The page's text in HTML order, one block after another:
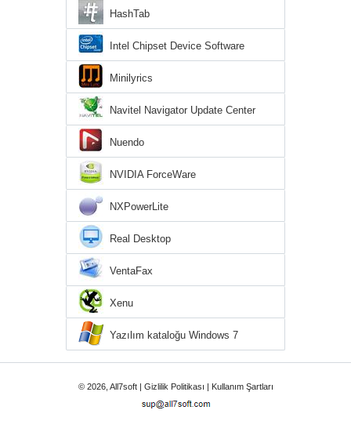
HashTab
Intel Chipset Device Software
Minilyrics
Navitel Navigator Update Center
Nuendo
NVIDIA ForceWare
NXPowerLite
Real Desktop
VentaFax
Xenu
Yazılım kataloğu Windows 7
© 2026, All7soft | Gizlilik Politikası | Kullanım Şartları